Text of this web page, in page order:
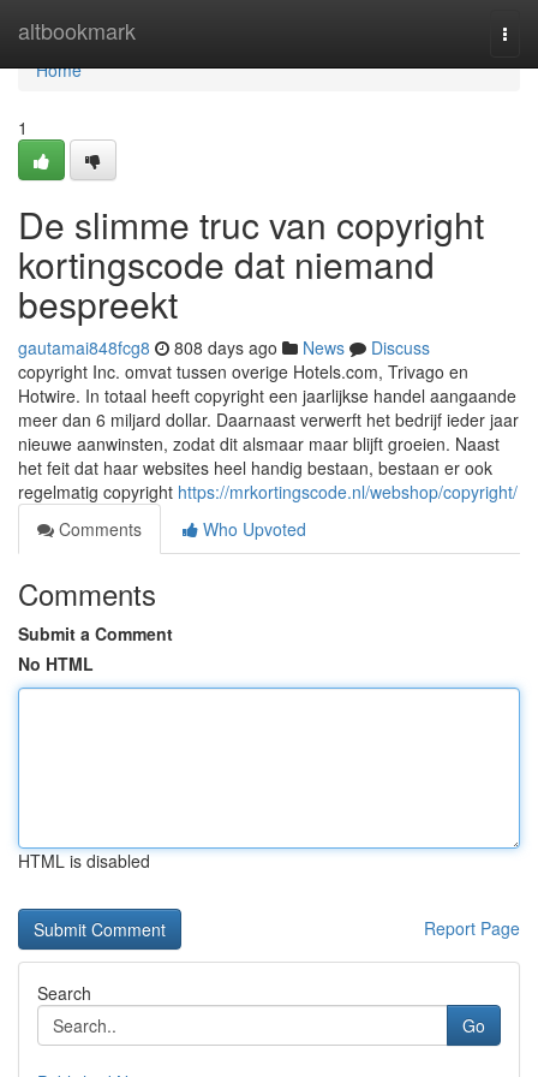
altbookmark
Home
Home
1
De slimme truc van copyright
kortingscode dat niemand
bespreekt
gautamai848fcg8 808 days ago News
Discuss
copyright Inc. omvat tussen overige Hotels.com, Trivago en
Hotwire. In totaal heeft copyright een jaarlijkse handel aangaande
meer dan 6 miljard dollar. Daarnaast verwerft het bedrijf ieder jaar
nieuwe aanwinsten, zodat dit alsmaar maar blijft groeien. Naast
het feit dat haar websites heel handig bestaan, bestaan er ook
regelmatig copyright https://mrkortingscode.nl/webshop/copyright/
Comments
Who Upvoted
Comments
Submit a Comment
No HTML
HTML is disabled
Report Page
Search
Go